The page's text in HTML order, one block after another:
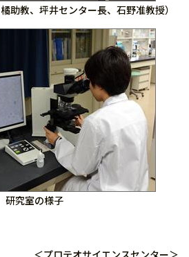
助教、坪井センター長、石野准教授）
研究室の様子
＜プロテオサイエンスセンター＞